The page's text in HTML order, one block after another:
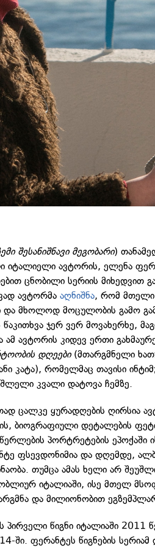
შესანიშნავი მეგობარი)
იტალიელი ავტორის, ელენა
ცნობილი სერიის მიხედვით
ავტორმააღნიშნა, რომ მთელი
და მხოლოდ მოცულობის გამო
წაკითხვა ჯერ ვერ მოვახერხე,
ამ ავტორის კიდევ ერთი
დღეები(მთარგმნელი
კატა), რომელმაც თავისი
კვალი დატოვა ჩემზე.
ცალკე ყურადღების ღირსია
ბიოგრაფიული დეტალების
პორტრეტების ეპოქაში
ფსევდონიმია და დღემდე,
თუმცა ამას ხელი არ
იტალიაში, ისე მთელ
და მილიონობით
პირველი წიგნი იტალიაში
ში. ფერანტეს წიგნების